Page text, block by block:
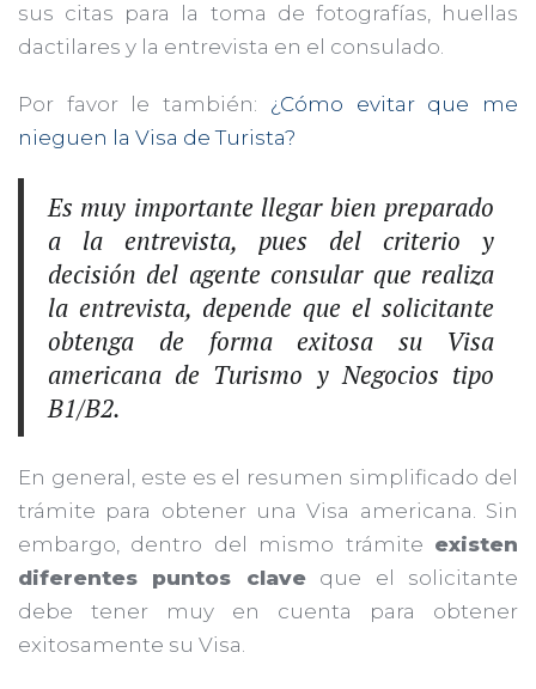
sus citas para la toma de fotografías, huellas
dactilares y la entrevista en el consulado.
Por favor le también: ¿Cómo evitar que me
nieguen la Visa de Turista?
Es muy importante llegar bien preparado
a la entrevista, pues del criterio y
decisión del agente consular que realiza
la entrevista, depende que el solicitante
obtenga de forma exitosa su Visa
americana de Turismo y Negocios tipo
B1/B2.
En general, este es el resumen simplificado del
trámite para obtener una Visa americana. Sin
embargo, dentro del mismo trámite existen
diferentes puntos claveque el solicitante
debe tener muy en cuenta para obtener
exitosamente su Visa.